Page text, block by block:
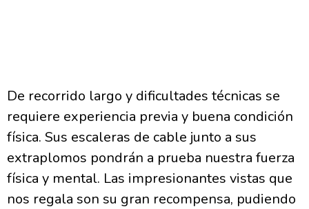
De recorrido largo y dificultades técnicas se
requiere experiencia previa y buena condición
física. Sus escaleras de cable junto a sus
extraplomos pondrán a prueba nuestra fuerza
física y mental. Las impresionantes vistas que
nos regala son su gran recompensa, pudiendo